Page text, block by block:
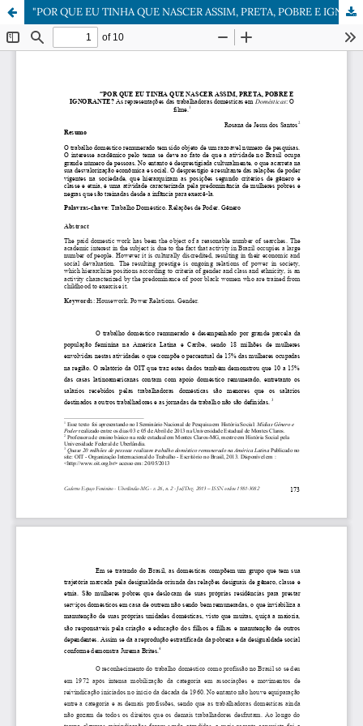
"POR QUE EU TINHA QUE NASCER ASSIM, PRETA, POBRE E IGNORANTE? As representações das trabalhadoras domésticas em Domésticas: O filme